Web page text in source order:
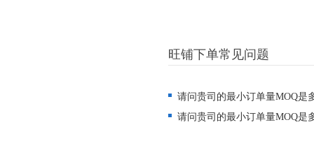
旺铺下单常见问题
请问贵司的最小订单量MOQ是
请问贵司的最小订单量MOQ是